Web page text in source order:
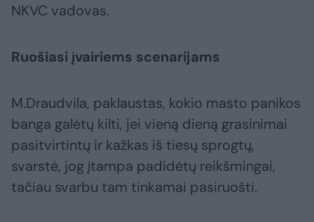
NKVC vadovas.
Ruošiasi įvairiems scenarijams
M.Draudvila, paklaustas, kokio masto panikos
banga galėtų kilti, jei vieną dieną grasinimai
pasitvirtintų ir kažkas iš tiesų sprogtų,
svarstė, jog įtampa padidėtų reikšmingai,
tačiau svarbu tam tinkamai pasiruošti.